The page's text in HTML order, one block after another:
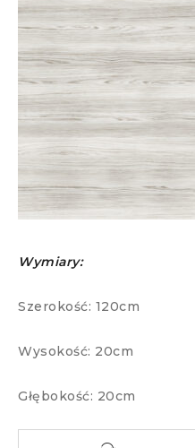
Wymiary:
Szerokość: 120cm
Wysokość: 20cm
Głębokość: 20cm